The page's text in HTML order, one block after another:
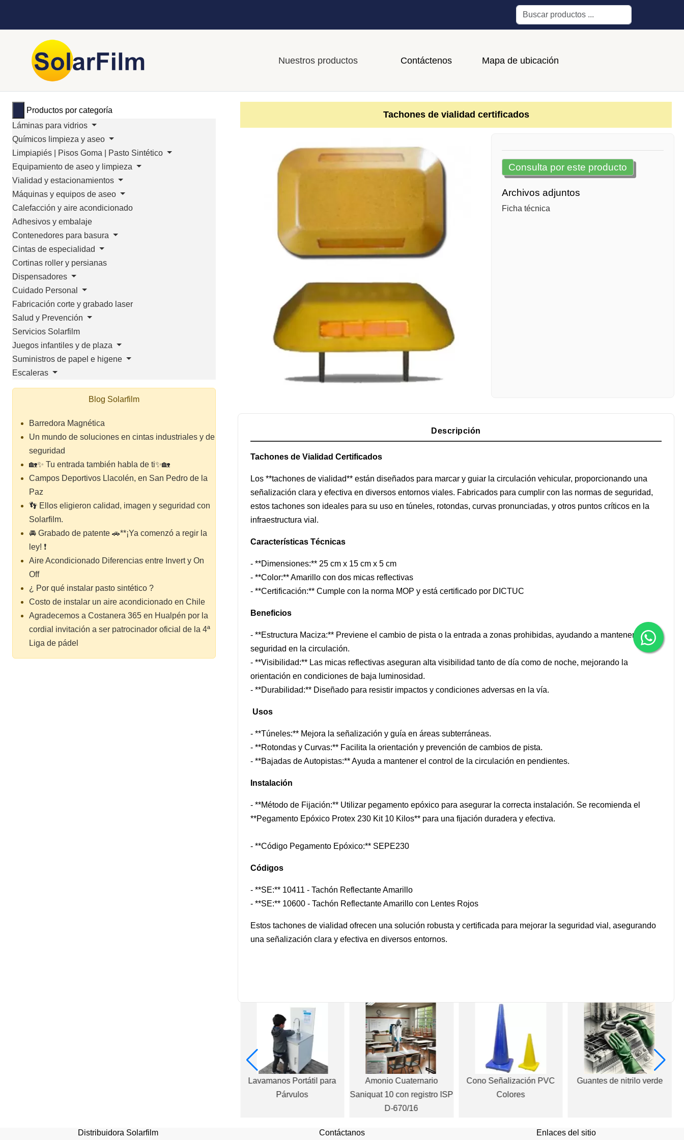
Buscar
Nuestros productos Contáctenos Mapa de ubicación
Productos por categoría
Láminas para vidrios
Químicos limpieza y aseo
Limpiapiés | Pisos Goma | Pasto Sintético
Equipamiento de aseo y limpieza
Vialidad y estacionamientos
Máquinas y equipos de aseo
Calefacción y aire acondicionado
Adhesivos y embalaje
Contenedores para basura
Cintas de especialidad
Cortinas roller y persianas
Dispensadores
Cuidado Personal
Fabricación corte y grabado laser
Salud y Prevención
Servicios Solarfilm
Juegos infantiles y de plaza
Suministros de papel e higene
Escaleras
Blog Solarfilm
Barredora Magnética
Un mundo de soluciones en cintas industriales y de
seguridad
🏡✨ Tu entrada también habla de ti✨🏡
Campos Deportivos Llacolén, en San Pedro de la
Paz
👣 Ellos eligieron calidad, imagen y seguridad con
Solarfilm.
🚘 Grabado de patente 🚗**¡Ya comenzó a regir la
ley! ❗
Aire Acondicionado Diferencias entre Invert y On
Off
¿ Por qué instalar pasto sintético ?
Costo de instalar un aire acondicionado en Chile
Agradecemos a Costanera 365 en Hualpén por la
cordial invitación a ser patrocinador oficial de la 4ª
Liga de pádel
Tachones de vialidad certificados
Consulta por este producto
Archivos adjuntos
Ficha técnica
Descripción
Tachones de Vialidad Certificados
Los **tachones de vialidad** están diseñados para marcar y guiar la circulación vehicular, proporcionando una
señalización clara y efectiva en diversos entornos viales. Fabricados para cumplir con las normas de seguridad,
estos tachones son ideales para su uso en túneles, rotondas, curvas pronunciadas, y otros puntos críticos en la
infraestructura vial.
Características Técnicas
- **Dimensiones:** 25 cm x 15 cm x 5 cm
- **Color:** Amarillo con dos micas reflectivas
- **Certificación:** Cumple con la norma MOP y está certificado por DICTUC
Beneficios
- **Estructura Maciza:** Previene el cambio de pista o la entrada a zonas prohibidas, ayudando a mantener la
seguridad en la circulación.
- **Visibilidad:** Las micas reflectivas aseguran alta visibilidad tanto de día como de noche, mejorando la
orientación en condiciones de baja luminosidad.
- **Durabilidad:** Diseñado para resistir impactos y condiciones adversas en la vía.
Usos
- **Túneles:** Mejora la señalización y guía en áreas subterráneas.
- **Rotondas y Curvas:** Facilita la orientación y prevención de cambios de pista.
- **Bajadas de Autopistas:** Ayuda a mantener el control de la circulación en pendientes.
Instalación
- **Método de Fijación:** Utilizar pegamento epóxico para asegurar la correcta instalación. Se recomienda el
**Pegamento Epóxico Protex 230 Kit 10 Kilos** para una fijación duradera y efectiva.
- **Código Pegamento Epóxico:** SEPE230
Códigos
- **SE:** 10411 - Tachón Reflectante Amarillo
- **SE:** 10600 - Tachón Reflectante Amarillo con Lentes Rojos
Estos tachones de vialidad ofrecen una solución robusta y certificada para mejorar la seguridad vial, asegurando
una señalización clara y efectiva en diversos entornos.
Lavamanos Portátil para
Párvulos
Amonio Cuaternario
Saniquat 10 con registro ISP
D-670/16
Cono Señalización PVC
Colores
Guantes de nitrilo verde
Distribuidora Solarfilm Contáctanos Enlaces del sitio